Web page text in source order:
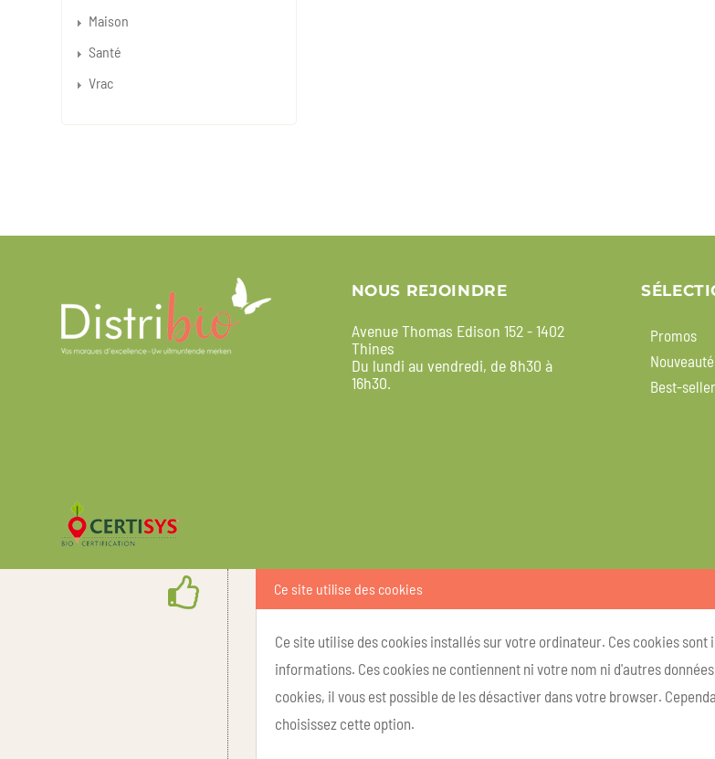
Maison
Santé
Vrac
NOUS REJOINDRE
Avenue Thomas Edison 152 - 1402
Thines
Du lundi au vendredi, de 8h30 à
16h30.
Promos
Best-
Ce site utilise des cookies
Ce site utilise des cookies installés sur votre ordinateur. Ces cookies
informations. Ces cookies ne contiennent ni votre nom ni d'autres
cookies, il vous est possible de les désactiver dans votre browser.
choisissez cette option.